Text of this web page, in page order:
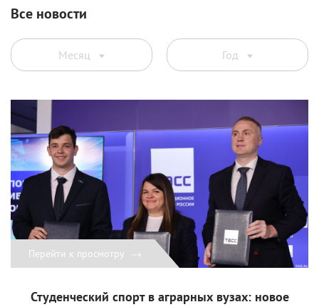
Все новости
Месяц Год
Перейти к просмотру
Студенческий спорт в аграрных вузах: новое